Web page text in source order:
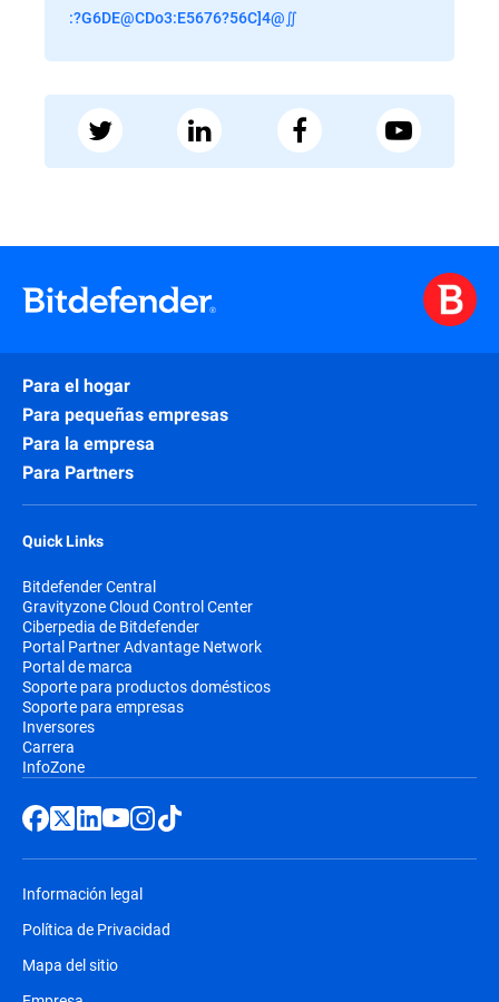
:?G6DE@CDo3:E5676?56C]4@∬
Para el hogar
Para pequeñas empresas
Para la empresa
Para Partners
Quick Links
Bitdefender Central
Gravityzone Cloud Control Center
Ciberpedia de Bitdefender
Portal Partner Advantage Network
Portal de marca
Soporte para productos domésticos
Soporte para empresas
Inversores
Carrera
InfoZone
Información legal
Política de Privacidad
Mapa del sitio